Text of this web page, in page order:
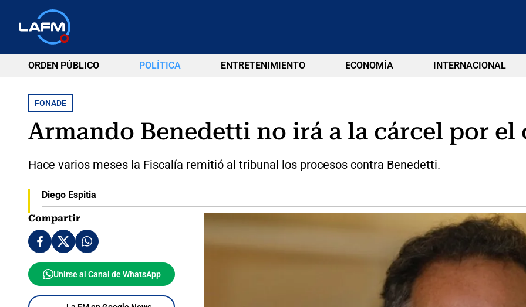
ORDEN PÚBLICO POLÍTICA ENTRETENIMIENTO ECONOMÍA INTERNACIONAL
FONADE
Armando Benedetti no irá a la cárcel por el
Hace varios meses la Fiscalía remitió al tribunal los procesos contra Benedetti.
Diego Espitia
Compartir
Unirse al Canal de WhatsApp